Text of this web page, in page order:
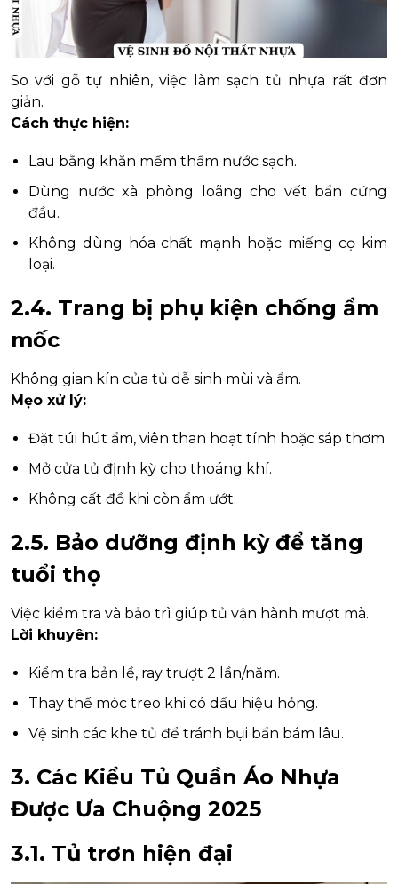
So với gỗ tự nhiên, việc làm sạch tủ nhựa rất đơn
giản.
Cách thực hiện:
Lau bằng khăn mềm thấm nước sạch.
Dùng nước xà phòng loãng cho vết bẩn cứng
đầu.
Không dùng hóa chất mạnh hoặc miếng cọ kim
loại.
2.4. Trang bị phụ kiện chống ẩm
mốc
Không gian kín của tủ dễ sinh mùi và ẩm.
Mẹo xử lý:
Đặt túi hút ẩm, viên than hoạt tính hoặc sáp thơm.
Mở cửa tủ định kỳ cho thoáng khí.
Không cất đồ khi còn ẩm ướt.
2.5. Bảo dưỡng định kỳ để tăng
tuổi thọ
Việc kiểm tra và bảo trì giúp tủ vận hành mượt mà.
Lời khuyên:
Kiểm tra bản lề, ray trượt 2 lần/năm.
Thay thế móc treo khi có dấu hiệu hỏng.
Vệ sinh các khe tủ để tránh bụi bẩn bám lâu.
3. Các Kiểu Tủ Quần Áo Nhựa
Được Ưa Chuộng 2025
3.1. Tủ trơn hiện đại